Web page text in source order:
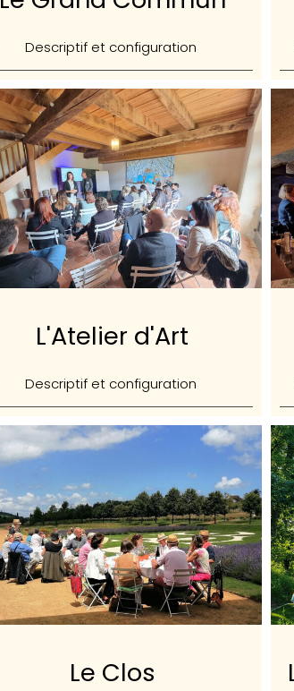
Descriptif et configuration
L'Atelier d'Art
Descriptif et configuration
Le Clos